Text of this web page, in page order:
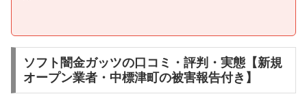
ソフト闇金ガッツの口コミ・評判・実態【新規
オープン業者・中標津町の被害報告付き】